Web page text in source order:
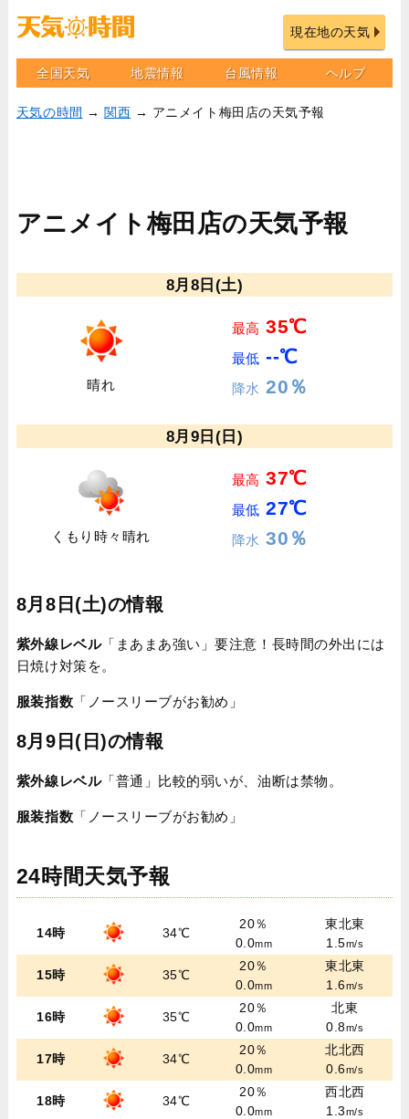
現在地の天気
全国天気 地震情報 台風情報 ヘルプ
天気の時間 → 関西 → アニメイト梅田店の天気予報
アニメイト梅田店の天気予報
8月8日(土)
晴れ
最高 35℃
最低 --℃
降水 20％
8月9日(日)
くもり時々晴れ
最高 37℃
最低 27℃
降水 30％
8月8日(土)の情報
紫外線レベル「まあまあ強い」要注意！長時間の外出には
日焼け対策を。
服装指数 「ノースリーブがお勧め」
8月9日(日)の情報
紫外線レベル「普通」比較的弱いが、油断は禁物。
服装指数 「ノースリーブがお勧め」
24時間天気予報
14時 34℃
20％
0.0mm
東北東
1.5m/s
15時 35℃
20％
0.0mm
東北東
1.6m/s
16時 35℃
20％
0.0mm
北東
0.8m/s
17時 34℃
20％
0.0mm
北北西
0.6m/s
18時 34℃
20％
0.0mm
西北西
1.3m/s